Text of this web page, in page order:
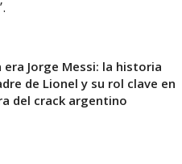
era Jorge Messi: la historia
de Lionel y su rol clave en
del crack argentino